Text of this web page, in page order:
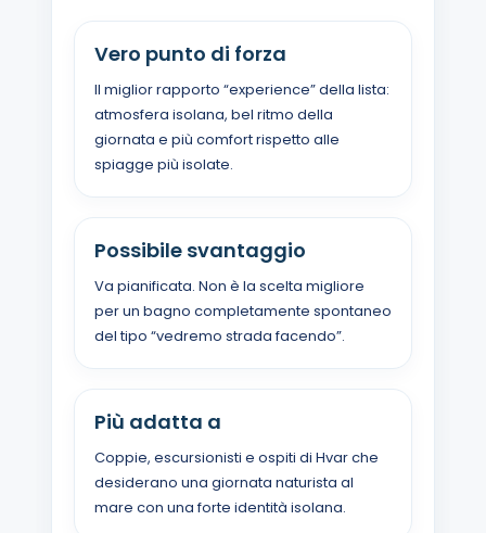
Vero punto di forza
Il miglior rapporto “experience” della lista:
atmosfera isolana, bel ritmo della
giornata e più comfort rispetto alle
spiagge più isolate.
Possibile svantaggio
Va pianificata. Non è la scelta migliore
per un bagno completamente spontaneo
del tipo “vedremo strada facendo”.
Più adatta a
Coppie, escursionisti e ospiti di Hvar che
desiderano una giornata naturista al
mare con una forte identità isolana.